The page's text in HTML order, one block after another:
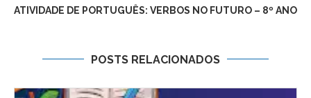
ATIVIDADE DE PORTUGUÊS: VERBOS NO FUTURO – 8º ANO
POSTS RELACIONADOS